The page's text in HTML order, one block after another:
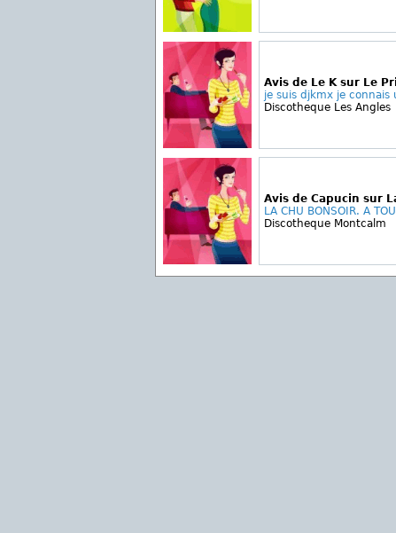
Avis de Le K sur Le
je suis djkmx je connais
Discotheque Les Angles
Avis de Capucin sur
LA CHU BONSOIR. A
Discotheque Montcalm